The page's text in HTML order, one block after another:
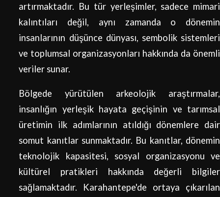
artırmaktadır. Bu tür yerleşimler, sadece mimari
kalıntıları değil, aynı zamanda o dönemin
insanlarının düşünce dünyası, sembolik sistemleri
ve toplumsal organizasyonları hakkında da önemli
veriler sunar.
Bölgede yürütülen arkeolojik araştırmalar,
insanlığın yerleşik hayata geçişinin ve tarımsal
üretimin ilk adımlarının atıldığı dönemlere dair
somut kanıtlar sunmaktadır. Bu kanıtlar, dönemin
teknolojik kapasitesi, sosyal organizasyonu ve
kültürel pratikleri hakkında değerli bilgiler
sağlamaktadır. Karahantepe'de ortaya çıkarılan